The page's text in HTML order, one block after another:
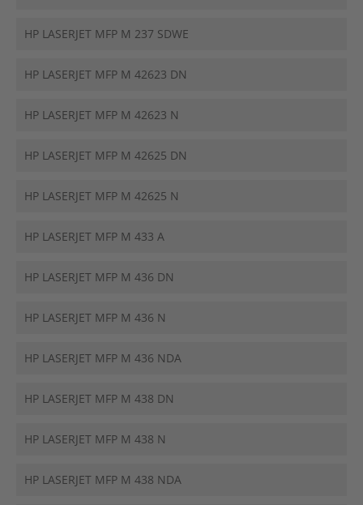
HP LASERJET MFP M 237 SDWE
HP LASERJET MFP M 42623 DN
HP LASERJET MFP M 42623 N
HP LASERJET MFP M 42625 DN
HP LASERJET MFP M 42625 N
HP LASERJET MFP M 433 A
HP LASERJET MFP M 436 DN
HP LASERJET MFP M 436 N
HP LASERJET MFP M 436 NDA
HP LASERJET MFP M 438 DN
HP LASERJET MFP M 438 N
HP LASERJET MFP M 438 NDA